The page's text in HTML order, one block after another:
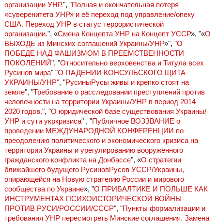
организации УНР.", "Полная и окончательная потеря
«суверенитета УНР» и её переход под управление/опеку
США. Переход УНР в статус террористической
организации.", «Смена Концепта УНР на Концепт УССР», "«О
ВЫХОДЕ из Минских соглашений Украины/УНР»", "О
ПОБЕДЕ НАД ФАШИЗМОМ В ПРЕЕМСТВЕННОСТИ
ПОКОЛЕНИЙ", "Относительно верховенства и Титула всех
Русинов мира" "О ПАДЕНИИ КОНСУЛЬСКОГО ЩИТА
УКРАИНЫ/УНР", "РусиныРусы живы и крепко стоят на
земле", "Требование о расследовании преступлений против
человечности на территории Украины/УНР в период 2014 –
2020 годов.", "О юридической базе существования Украины/
УНР и сути укркризиса" , "Публичное ВОЗЗВАНИЕ о
проведении МЕЖДУНАРОДНОЙ КОНФЕРЕНЦИИ по
преодолению политического и экономического кризиса на
территории Украины и урегулированию вооружённого
гражданского конфликта на Донбассе", «О стратегии
ближайшего будущего РусиновРусов УССР/Украины,
опирающейся на Новую стратегию России и мирового
сообщества по Украине», "О ПРИБАЛТИКЕ И ПОЛЬШЕ КАК
ИНСТРУМЕНТАХ ПСИХОИСТОРИЧЕСКОЙ ВОЙНЫ
ПРОТИВ РУСИ/РОССИИ/СССР", "Пункты формализации и
требования УНР пересмотреть Минские соглашения. Замена